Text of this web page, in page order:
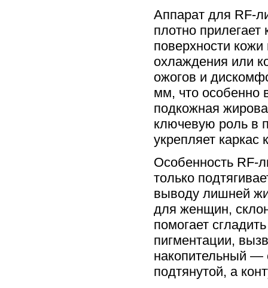
Аппарат для RF-
плотно прилегает
поверхности
охлаждения или
ожогов и
мм, что особенно
подкожная
ключевую роль в
укрепляет каркас
Особенность RF-
только
выводу лишней
для женщин,
помогает
пигментации,
накопительный —
подтянутой, а